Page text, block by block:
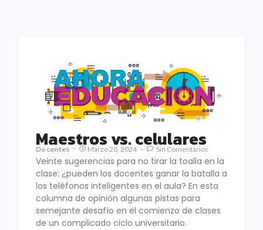
Maestros vs. celulares
Docentes Marzo 20, 2024 Sin Comentarios
Veinte sugerencias para no tirar la toalla en la
clase: ¿pueden los docentes ganar la batalla a
los teléfonos inteligentes en el aula? En esta
columna de opinión algunas pistas para
semejante desafío en el comienzo de clases
de un complicado ciclo universitario.